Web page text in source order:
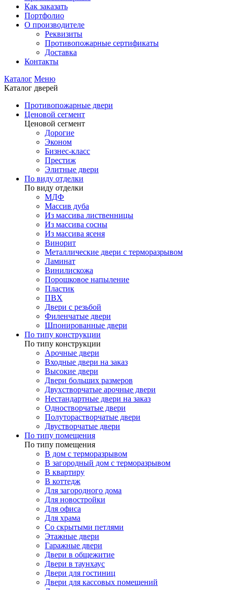
Как заказать
Портфолио
О производителе
Реквизиты
Противопожарные сертификаты
Доставка
Контакты
Каталог Меню
Каталог дверей
Противопожарные двери
Ценовой сегмент
Ценовой сегмент
Дорогие
Эконом
Бизнес-класс
Престиж
Элитные двери
По виду отделки
По виду отделки
МДФ
Массив дуба
Из массива лиственницы
Из массива сосны
Из массива ясеня
Винорит
Металлические двери с терморазрывом
Ламинат
Винилискожа
Порошковое напыление
Пластик
ПВХ
Двери с резьбой
Филенчатые двери
Шпонированные двери
По типу конструкции
По типу конструкции
Арочные двери
Входные двери на заказ
Высокие двери
Двери больших размеров
Двухстворчатые арочные двери
Нестандартные двери на заказ
Одностворчатые двери
Полуторастворчатые двери
Двустворчатые двери
По типу помещения
По типу помещения
В дом с терморазрывом
В загородный дом с терморазрывом
В квартиру
В коттедж
Для загородного дома
Для новостройки
Для офиса
Для храма
Со скрытыми петлями
Этажные двери
Гаражные двери
Двери в общежитие
Двери в таунхаус
Двери для гостиниц
Двери для кассовых помещений